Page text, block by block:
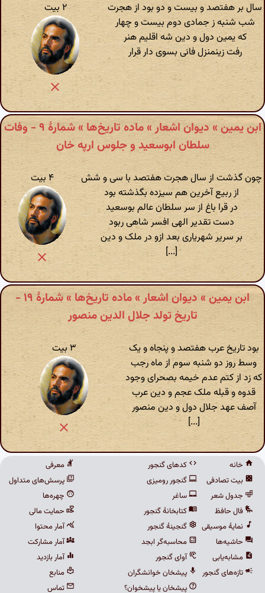
سال بر هفتصد و بیست و دو بود از هجرت
شب شنبه ز جمادی دوم بیست و چهار
که یمین دول و دین شه اقلیم هنر
رفت زینمنزل فانی بسوی دار قرار
۲ بیت
ابن یمین » دیوان اشعار » ماده تاریخ‌ها » شمارهٔ ۹ - وفات
سلطان ابوسعید و جلوس ارپه خان
چون گذشت از سال هجرت هفتصد با سی و شش
از ربیع آخرین هم سیزده بگذشته بود
در قرا باغ از سر سلطان عالم بوسعید
دست تقدیر الهی افسر شاهی ربود
بر سریر شهریاری بعد ازو در ملک و دین
[...]
۴ بیت
ابن یمین » دیوان اشعار » ماده تاریخ‌ها » شمارهٔ ۱۹ -
تاریخ تولد جلال الدین منصور
بود تاریخ عرب هفتصد و پنجاه و یک
وسط روز دو شنبه سوم از ماه رجب
که زد از کتم عدم خیمه بصحرای وجود
قدوه و قبله ملک عجم و دین عرب
آصف عهد جلال دول و دین منصور
[...]
۳ بیت
خانه
بیت تصادفی
جدول شعر
فال حافظ
نمایهٔ موسیقی
حاشیه‌ها
مشابه‌یابی
تازه‌های گنجور
کدهای گنجور
گنجور رومیزی
ساغر
کتابخانهٔ گنجور
گنجینهٔ گنجور
محاسبه‌گر ابجد
آوای گنجور
پیشخان خوانشگران
پیشخان یا پیشخوان؟
معرفی
پرسش‌های متداول
چهره‌ها
حمایت مالی
آمار محتوا
آمار مشارکت
آمار بازدید
منابع
تماس